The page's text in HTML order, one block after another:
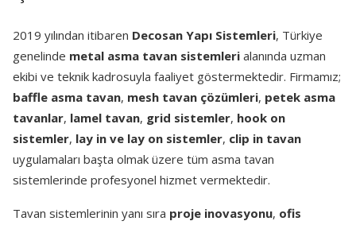
2019 yılından itibaren Decosan Yapı Sistemleri, Türkiye
genelinde metal asma tavan sistemleri alanında uzman
ekibi ve teknik kadrosuyla faaliyet göstermektedir. Firmamız;
baffle asma tavan, mesh tavan çözümleri, petek asma
tavanlar, lamel tavan, grid sistemler, hook on
sistemler, lay in ve lay on sistemler, clip in tavan
uygulamaları başta olmak üzere tüm asma tavan
sistemlerinde profesyonel hizmet vermektedir.
Tavan sistemlerinin yanı sıra proje inovasyonu, ofis